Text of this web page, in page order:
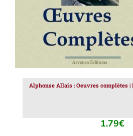
Alphonse Allais : Oeuvres complètes |
1.79€